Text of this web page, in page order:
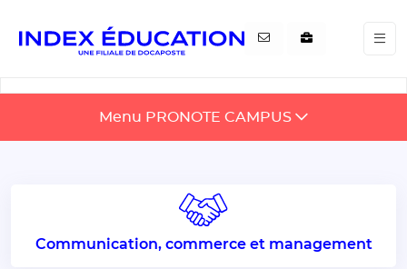
Menu PRONOTE CAMPUS
Communication, commerce et management